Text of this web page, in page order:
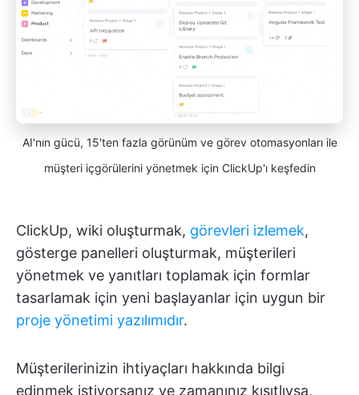
AI'nın gücü, 15'ten fazla görünüm ve görev otomasyonları ile
müşteri içgörülerini yönetmek için ClickUp'ı keşfedin
ClickUp, wiki oluşturmak, görevleri izlemek,
gösterge panelleri oluşturmak, müşterileri
yönetmek ve yanıtları toplamak için formlar
tasarlamak için yeni başlayanlar için uygun bir
proje yönetimi yazılımıdır.
Müşterilerinizin ihtiyaçları hakkında bilgi
edinmek istiyorsanız ve zamanınız kısıtlıysa,